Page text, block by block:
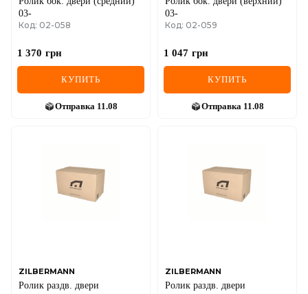
03-
Код: 02-058
1 370 грн
КУПИТЬ
Отправка 11.08
03-
Код: 02-059
1 047 грн
КУПИТЬ
Отправка 11.08
ZILBERMANN
Ролик раздв. двери
ZILBERMANN
Ролик раздв. двери